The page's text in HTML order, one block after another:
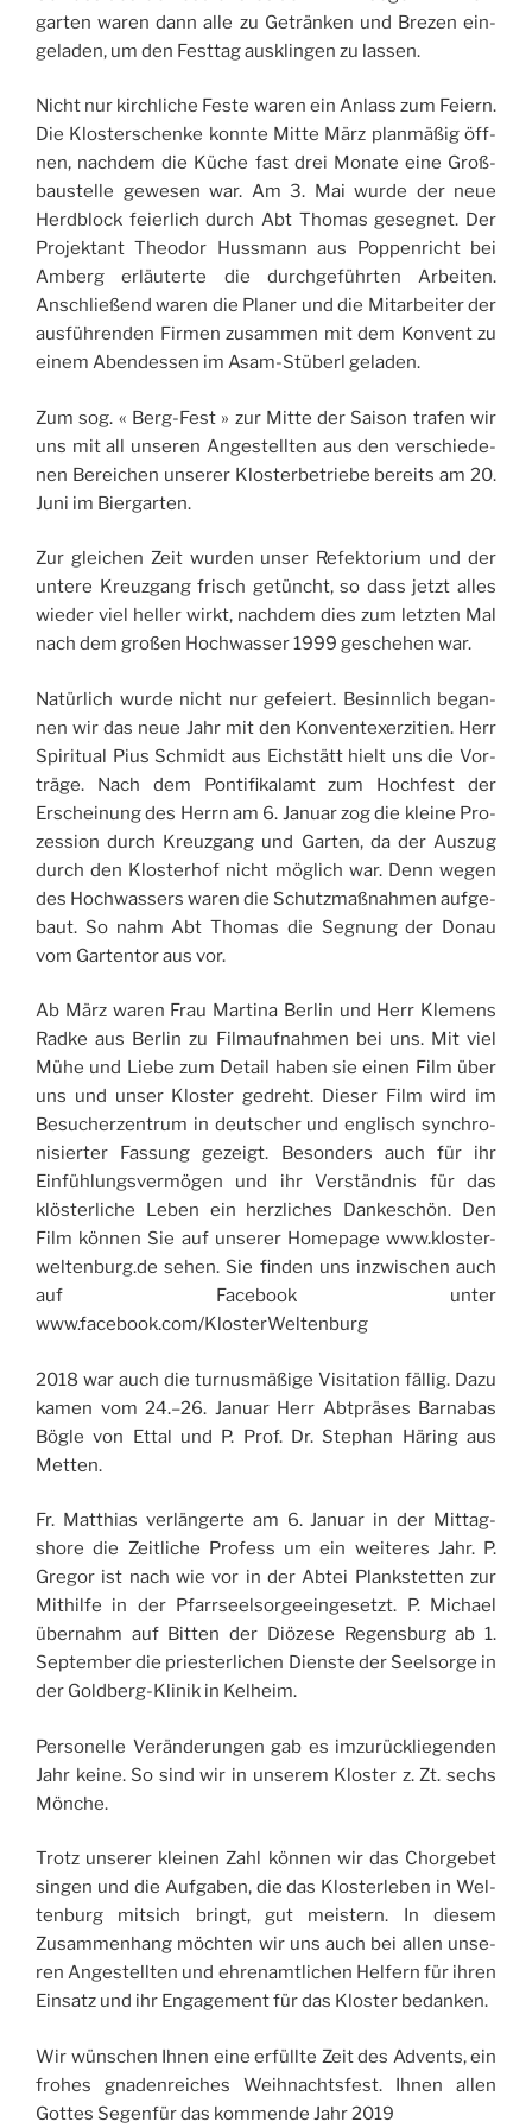
gar­ten waren dann alle zu Geträn­ken und Bre­zen ein­
ge­la­den, um den Fest­tag ausk­lin­gen zu lassen.
Nicht nur kir­chliche Feste waren ein Anlass zum Feiern.
Die Klos­ter­schenke konnte Mitte März planmäßig öff­
nen, nach­dem die Küche fast drei Monate eine Groß­
baus­telle gewe­sen war. Am 3. Mai wurde der neue
Herd­block feier­lich durch Abt Tho­mas gese­gnet. Der
Pro­jek­tant Theo­dor Huss­mann aus Pop­pen­richt bei
Amberg erläu­terte die durch­geführ­ten Arbei­ten.
Anschließend waren die Pla­ner und die Mitar­bei­ter der
ausfüh­ren­den Fir­men zusam­men mit dem Konvent zu
einem Aben­des­sen im Asam-Stü­berl geladen.
Zum sog. « Berg-Fest » zur Mitte der Sai­son tra­fen wir
uns mit all unse­ren Anges­tell­ten aus den ver­schie­de­
nen Berei­chen unse­rer Klos­ter­be­triebe bereits am 20.
Juni im Biergarten.
Zur glei­chen Zeit wur­den unser Refek­to­rium und der
untere Kreuz­gang frisch getüncht, so dass jetzt alles
wie­der viel hel­ler wirkt, nach­dem dies zum letz­ten Mal
nach dem großen Hoch­was­ser 1999 ges­che­hen war.
Natür­lich wurde nicht nur gefeiert. Besinn­lich began­
nen wir das neue Jahr mit den Kon­ven­texer­zi­tien. Herr
Spi­ri­tual Pius Schmidt aus Eichstätt hielt uns die Vor­
träge. Nach dem Pon­ti­fi­ka­lamt zum Hoch­fest der
Erschei­nung des Herrn am 6. Januar zog die kleine Pro­
zes­sion durch Kreuz­gang und Gar­ten, da der Aus­zug
durch den Klos­te­rhof nicht möglich war. Denn wegen
des Hoch­was­sers waren die Schutz­maß­nah­men auf­ge­
baut. So nahm Abt Tho­mas die Segnung der Donau
vom Gar­ten­tor aus vor.
Ab März waren Frau Mar­ti­na Ber­lin und Herr Kle­mens
Radke aus Ber­lin zu Fil­mauf­nah­men bei uns. Mit viel
Mühe und Liebe zum Detail haben sie einen Film über
uns und unser Klos­ter gedreht. Die­ser Film wird im
Besu­cher­zen­trum in deut­scher und englisch syn­chro­
ni­sier­ter Fas­sung gezeigt. Beson­ders auch für ihr
Einfüh­lung­svermö­gen und ihr Verständ­nis für das
klös­ter­liche Leben ein herz­liches Dan­kes­chön. Den
Film kön­nen Sie auf unse­rer Home­page www.kloster-
weltenburg.de sehen. Sie fin­den uns inz­wi­schen auch
auf Face­book unter
www.facebook.com/KlosterWeltenburg
2018 war auch die tur­nusmäßige Visi­ta­tion fäl­lig. Dazu
kamen vom 24.–26. Januar Herr Abt­präses Bar­na­bas
Bögle von Ettal und P. Prof. Dr. Ste­phan Häring aus
Metten.
Fr. Mat­thias verlän­gerte am 6. Januar in der Mit­tag­
shore die Zeit­liche Pro­fess um ein wei­teres Jahr. P.
Gre­gor ist nach wie vor in der Abtei Planks­tet­ten zur
Mithilfe in der Pfarr­seel­sor­geein­ge­setzt. P. Michael
über­nahm auf Bit­ten der Diö­zese Regens­burg ab 1.
Sep­tem­ber die pries­ter­li­chen Dienste der Seel­sorge in
der Gold­berg-Kli­nik in Kelheim.
Per­so­nelle Verän­de­run­gen gab es imzurü­ck­lie­gen­den
Jahr keine. So sind wir in unse­rem Klos­ter z. Zt. sechs
Mönche.
Trotz unse­rer klei­nen Zahl kön­nen wir das Chor­ge­bet
sin­gen und die Auf­ga­ben, die das Klos­ter­le­ben in Wel­
ten­burg mit­sich bringt, gut meis­tern. In die­sem
Zusam­men­hang möch­ten wir uns auch bei allen unse­
ren Anges­tell­ten und ehre­namt­li­chen Hel­fern für ihren
Ein­satz und ihr Enga­ge­ment für das Klos­ter bedanken.
Wir wün­schen Ihnen eine erfüllte Zeit des Advents, ein
frohes gna­den­reiches Weih­nachts­fest. Ihnen allen
Gottes Segenfür das kom­mende Jahr 2019